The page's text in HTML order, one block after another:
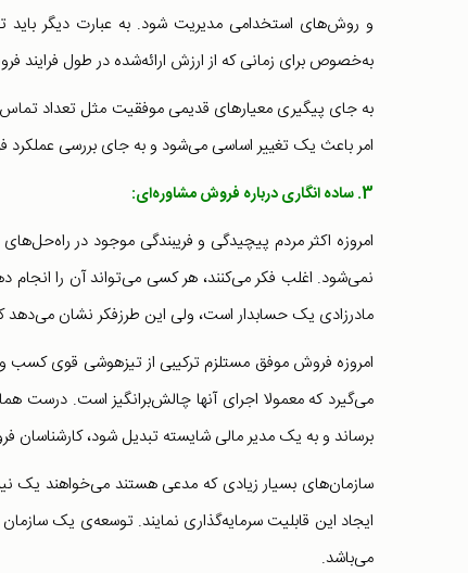
و روش‌های استخدامی مدیریت شود. به عبارت دیگر باید
به‌خصوص برای زمانی که از ارزش ارائه‌شده در طول
به جای پیگیری معیارهای قدیمی موفقیت مثل تعداد
امر باعث یک تغییر اساسی می‌شود و به جای بررسی عملکرد
3. ساده انگاری درباره فروش مشاوره‌ای:
امروزه اکثر مردم پیچیدگی و فریبندگی موجود در
نمی‌شود. اغلب فکر می‌کنند، هر کسی می‌تواند آن را انجام
مادرزادی یک حسابدار است، ولی این طرزفکر نشان
امروزه فروش موفق مستلزم ترکیبی از تیزهوشی قوی کسب
می‌گیرد که معمولا اجرای آنها چالش‌برانگیز است. درست
برساند و به یک مدیر مالی شایسته تبدیل شود،
سازمان‌های بسیار زیادی که مدعی هستند می‌خواهند یک
ایجاد این قابلیت سرمایه‌گذاری نمایند. توسعه‌ی یک
می‌باشد.